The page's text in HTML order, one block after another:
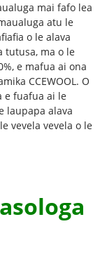
mai fafo lea
atu le
o le alava
tutusa, ma o le
e mafua ai ona
CCEWOOL. O
e fuafua ai le
laupapa alava
vevela vevela o le